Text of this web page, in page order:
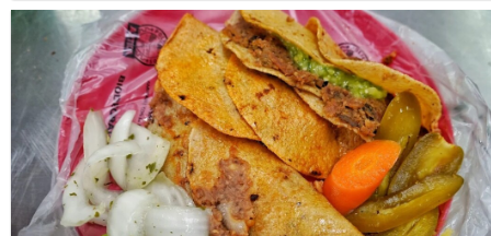
celebrata per le sue opere rinascimentali e esposizioni moderne.